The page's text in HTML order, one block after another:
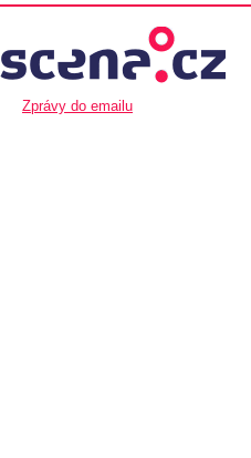
Zprávy do emailu